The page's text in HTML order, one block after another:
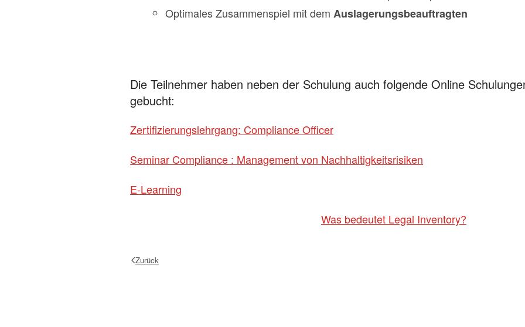
Optimales Zusammenspiel mit dem Auslagerungsbeauftragten
Die Teilnehmer haben neben der Schulung auch folgende Online
gebucht:
Zertifizierungslehrgang: Compliance Officer
Seminar Compliance : Management von Nachhaltigkeitsrisiken
E-Learning
Was bedeutet Legal Inventory?
Zurück